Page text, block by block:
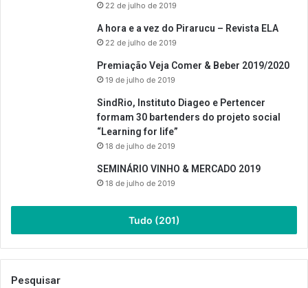
22 de julho de 2019
A hora e a vez do Pirarucu – Revista ELA
22 de julho de 2019
Premiação Veja Comer & Beber 2019/2020
19 de julho de 2019
SindRio, Instituto Diageo e Pertencer
formam 30 bartenders do projeto social
“Learning for life”
18 de julho de 2019
SEMINÁRIO VINHO & MERCADO 2019
18 de julho de 2019
Tudo (201)
Pesquisar